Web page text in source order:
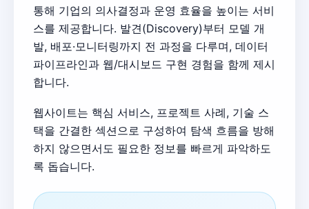
통해 기업의 의사결정과 운영 효율을 높이는 서비
스를 제공합니다. 발견(Discovery)부터 모델 개
발, 배포·모니터링까지 전 과정을 다루며, 데이터
파이프라인과 웹/대시보드 구현 경험을 함께 제시
합니다.
웹사이트는 핵심 서비스, 프로젝트 사례, 기술 스
택을 간결한 섹션으로 구성하여 탐색 흐름을 방해
하지 않으면서도 필요한 정보를 빠르게 파악하도
록 돕습니다.